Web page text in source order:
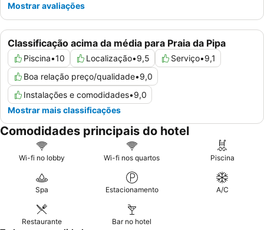
Classificação acima da média para Praia da Pipa
Piscina•10 Localização•9,5 Serviço•9,1
Boa relação preço/qualidade•9,0
Instalações e comodidades•9,0
Mostrar mais classificações
Mostrar avaliações
Comodidades principais do hotel
Wi-fi no lobby Wi-fi nos quartos Piscina
Spa Estacionamento A/C
Restaurante Bar no hotel